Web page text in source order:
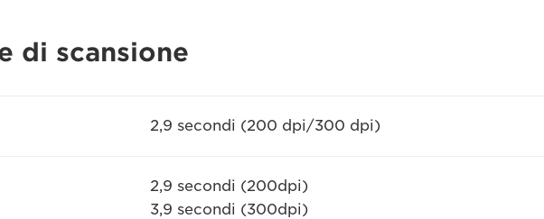
di scansione
2,9 secondi (200 dpi/300 dpi)
2,9 secondi (200dpi)
3,9 secondi (300dpi)